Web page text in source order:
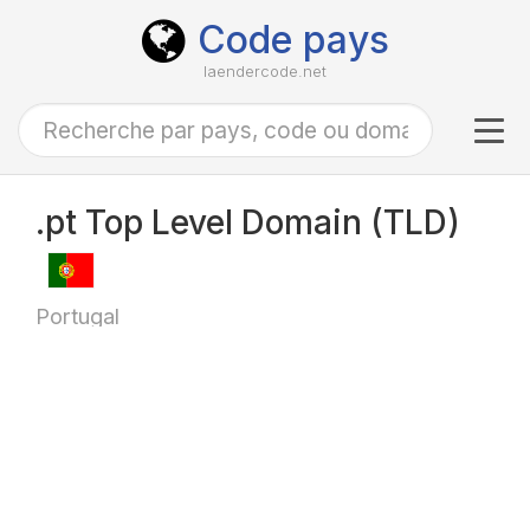
Code pays
laendercode.net
.pt Top Level Domain (TLD)
Portugal